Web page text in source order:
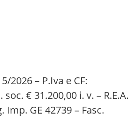
2026 – P.Iva e CF:
€ 31.200,00 i. v. – R.E.A.
Imp. GE 42739 – Fasc.